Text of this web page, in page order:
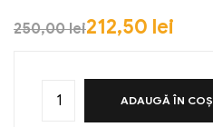
250,00lei212,50 lei
ADAUGĂ ÎN COȘ